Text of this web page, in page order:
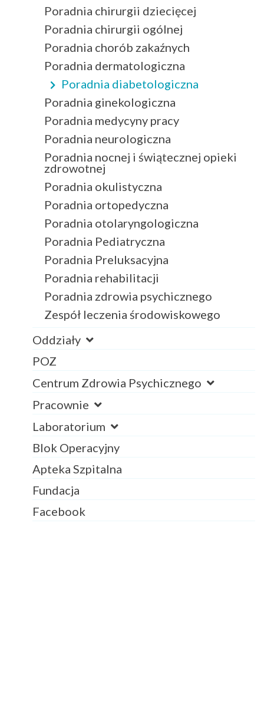
Poradnia chirurgii dziecięcej
Poradnia chirurgii ogólnej
Poradnia chorób zakaźnych
Poradnia dermatologiczna
Poradnia diabetologiczna
Poradnia ginekologiczna
Poradnia medycyny pracy
Poradnia neurologiczna
Poradnia nocnej i świątecznej opieki
zdrowotnej
Poradnia okulistyczna
Poradnia ortopedyczna
Poradnia otolaryngologiczna
Poradnia Pediatryczna
Poradnia Preluksacyjna
Poradnia rehabilitacji
Poradnia zdrowia psychicznego
Zespół leczenia środowiskowego
Oddziały
POZ
Centrum Zdrowia Psychicznego
Pracownie
Laboratorium
Blok Operacyjny
Apteka Szpitalna
Fundacja
Facebook